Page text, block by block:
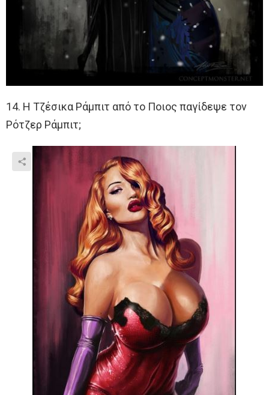
14. Η Τζέσικα Ράμπιτ από το Ποιος παγίδεψε τον
Ρότζερ Ράμπιτ;